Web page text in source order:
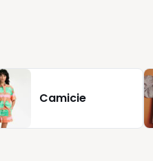
Camicie